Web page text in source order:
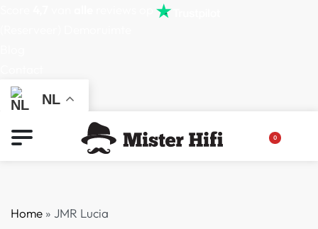
NL
0
Home » JMR Lucia